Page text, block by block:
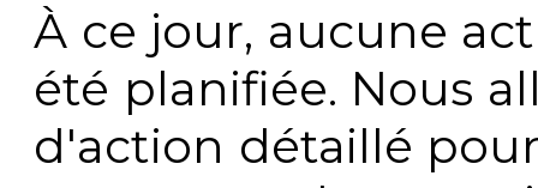
À ce jour, aucune
été planifiée. Nous
d'action détaillé